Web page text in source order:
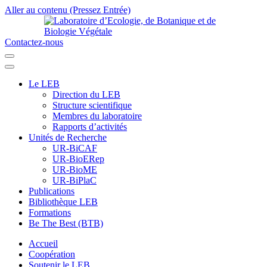
Aller au contenu (Pressez Entrée)
Contactez-nous
Le LEB
Direction du LEB
Structure scientifique
Membres du laboratoire
Rapports d’activités
Unités de Recherche
UR-BiCAF
UR-BioERep
UR-BioME
UR-BiPlaC
Publications
Bibliothèque LEB
Formations
Be The Best (BTB)
Accueil
Coopération
Soutenir le LEB